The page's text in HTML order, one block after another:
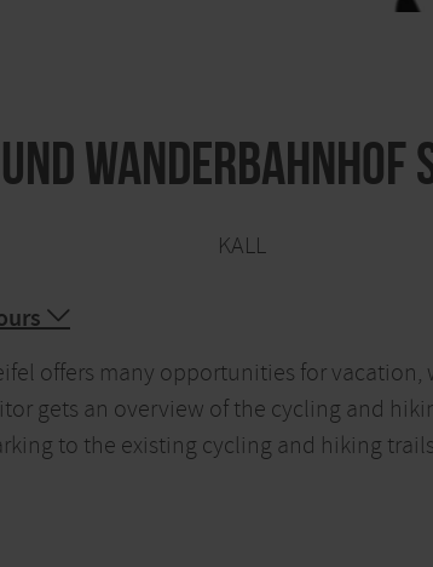
Wanderbahnhof
KALL
offers many opportunities for
gets an overview of the cycling and
to the existing cycling and hiking